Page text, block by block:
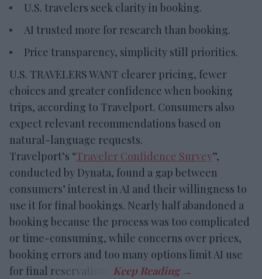
U.S. travelers seek clarity in booking.
AI trusted more for research than booking.
Price transparency, simplicity still priorities.
U.S. TRAVELERS WANT clearer pricing, fewer
choices and greater confidence when booking
trips, according to Travelport. Consumers also
expect relevant recommendations based on
natural-language requests.
Travelport’s “Traveler Confidence Survey”,
conducted by Dynata, found a gap between
consumers’ interest in AI and their willingness to
use it for final bookings. Nearly half abandoned a
booking because the process was too complicated
or time-consuming, while concerns over prices,
booking errors and too many options limit AI use
for final reservations.